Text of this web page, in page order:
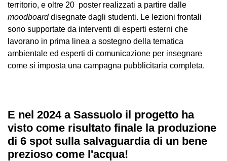
territorio, e oltre 20 poster realizzati a partire dalle
moodboarddisegnate dagli studenti. Le lezioni frontali
sono supportate da interventi di esperti esterni che
lavorano in prima linea a sostegno della tematica
ambientale ed esperti di comunicazione per insegnare
come si imposta una campagna pubblicitaria completa.
E nel 2024 a Sassuolo il progetto ha
visto come risultato finale la produzione
di 6 spot sulla salvaguardia di un bene
prezioso come l'acqua!